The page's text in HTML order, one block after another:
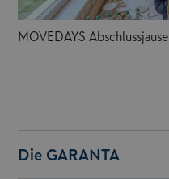
MOVEDAYS Abschlussjause
Die GARANTA